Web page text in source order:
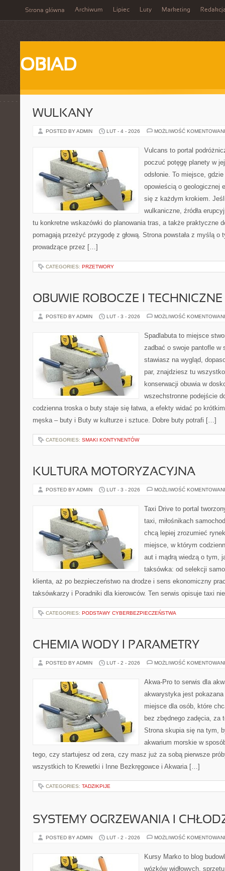
Strona główna Archiwum Lipiec Luty Marketing
OBIAD
WULKANY
POSTED BY ADMIN LUT - 4 - 2026 MOŻLIWOŚĆ
Vulcans to portal
poczuć potęgę planety w
odsłonie. To miejsce,
opowieścią o geologicznej
się z każdym krokiem.
wulkaniczne, źródła
tu konkretne wskazówki do planowania tras, a także praktyczne
pomagają przeżyć przygodę z głową. Strona powstała z myślą o
prowadzące przez […]
CATEGORIES: PRZETWORY
OBUWIE ROBOCZE I TECHNICZNE
POSTED BY ADMIN LUT - 3 - 2026 MOŻLIWOŚĆ
Spadlabuta to miejsce
zadbać o swoje pantofle w
stawiasz na wygląd,
par, znajdziesz tu
konserwacji obuwia w
wszechstronne podejście
codzienna troska o buty staje się łatwa, a efekty widać po
męska – buty i Buty w kulturze i sztuce. Dobre buty potrafi […]
CATEGORIES: SMAKI KONTYNENTÓW
KULTURA MOTORYZACYJNA
POSTED BY ADMIN LUT - 3 - 2026 MOŻLIWOŚĆ
Taxi Drive to portal
taxi, miłośnikach
chcą lepiej zrozumieć
miejsce, w którym
aut i mądrą wiedzą o tym,
taksówka: od selekcji
klienta, aż po bezpieczeństwo na drodze i sens ekonomiczny
taksówkarzy i Poradniki dla kierowców. Ten serwis opisuje taxi
CATEGORIES: PODSTAWY CYBERBEZPIECZEŃSTWA
CHEMIA WODY I PARAMETRY
POSTED BY ADMIN LUT - 2 - 2026 MOŻLIWOŚĆ
Akwa-Pro to serwis dla
akwarystyka jest
miejsce dla osób, które
bez zbędnego zadęcia, za
Strona skupia się na tym,
akwarium morskie w
tego, czy startujesz od zera, czy masz już za sobą pierwsze
wszystkich to Krewetki i Inne Bezkręgowce i Akwaria […]
CATEGORIES: TADZIKPIJE
SYSTEMY OGRZEWANIA I
POSTED BY ADMIN LUT - 2 - 2026 MOŻLIWOŚĆ
Kursy Marko to blog
wózków widłowych,